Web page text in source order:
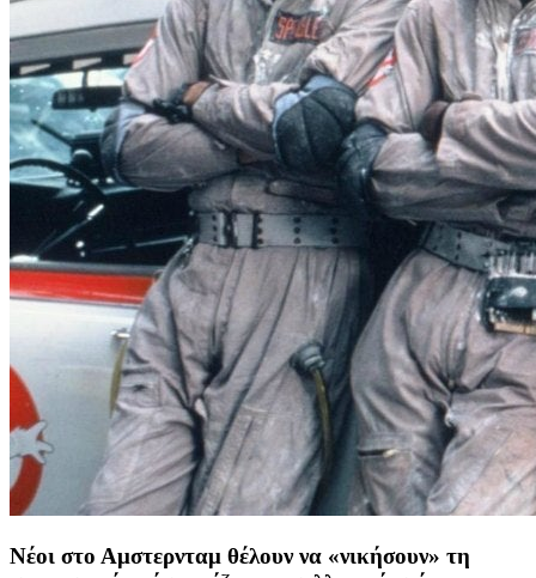
Νέοι στο Αμστερνταμ θέλουν να «νικήσουν» τη